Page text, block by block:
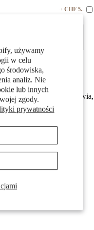
używamy
w celu
środowiska,
analiz. Nie
lub innych
zgody.
prywatności
+ CHF 5.-
brązu, ozdobione
design sprawia,
na specjalne okazje.
urok każdej
2 kamienie